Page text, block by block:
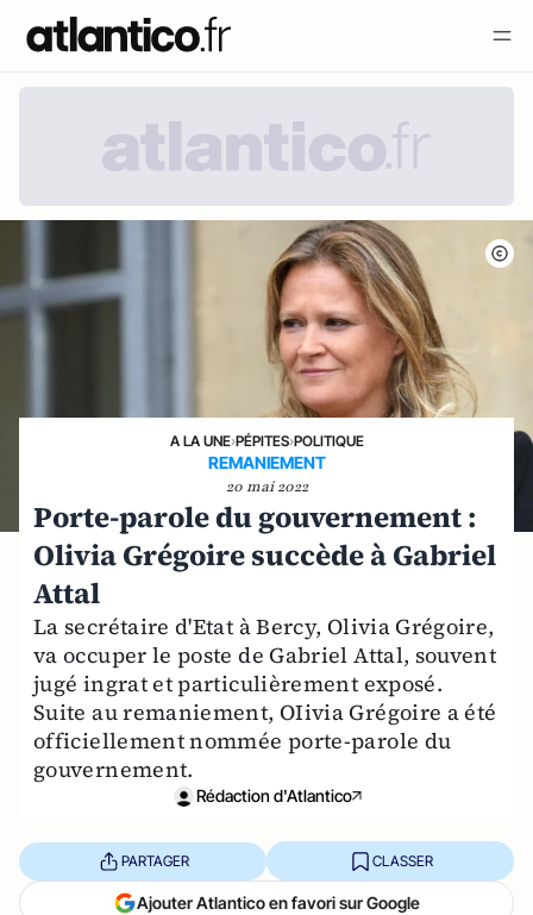
A LA UNE›PÉPITES›POLITIQUE
REMANIEMENT
20 mai 2022
Porte-parole du gouvernement :
Olivia Grégoire succède à Gabriel
Attal
La secrétaire d'Etat à Bercy, Olivia Grégoire,
va occuper le poste de Gabriel Attal, souvent
jugé ingrat et particulièrement exposé.
Suite au remaniement, OIivia Grégoire a été
officiellement nommée porte-parole du
gouvernement.
Rédaction d'Atlantico
PARTAGER CLASSER
Ajouter Atlantico en favori sur Google